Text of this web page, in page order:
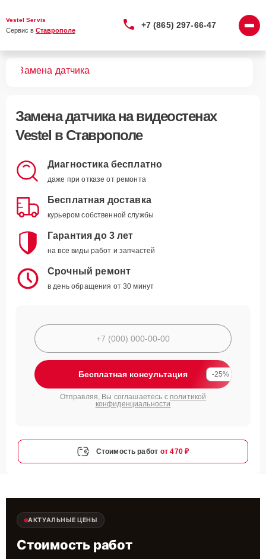
Vestel Servis
Сервис в Ставрополе
+7 (865) 297-66-47
Замена датчика
Замена датчикана видеостенах
Vestel в Ставрополе
Диагностика бесплатно
даже при отказе от ремонта
Бесплатная доставка
курьером собственной службы
Гарантия до 3 лет
на все виды работ и запчастей
Срочный ремонт
в день обращения от 30 минут
Бесплатная консультация -25%
Отправляя, Вы соглашаетесь с политикой
конфиденциальности
Стоимость работ от 470 ₽
АКТУАЛЬНЫЕ ЦЕНЫ
Стоимость работ